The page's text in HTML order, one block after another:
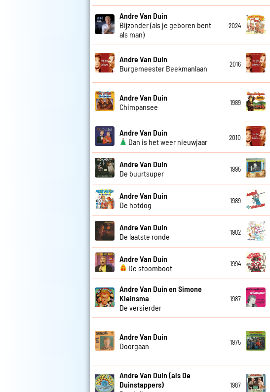
Andre Van Duin
Bijzonder (als je geboren bent
als man)
2024
Andre Van Duin
Burgemeester Beekmanlaan
2016
Andre Van Duin
Chimpansee
1989
Andre Van Duin
Dan is het weer nieuwjaar
2010
Andre Van Duin
De buurtsuper
1995
Andre Van Duin
De hotdog
1989
Andre Van Duin
De laatste ronde
1982
Andre Van Duin
De stoomboot
1994
Andre Van Duin en Simone
Kleinsma
De versierder
1987
Andre Van Duin
Doorgaan
1975
Andre Van Duin (als De
Duinstappers)
1987